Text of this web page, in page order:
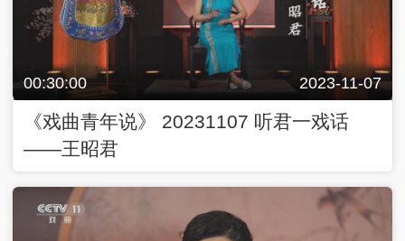
00:30:00 2023-11-07
《戏曲青年说》 20231107 听君一戏话
——王昭君